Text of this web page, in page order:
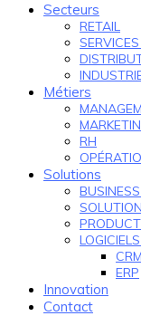
Secteurs
RETAIL
Métiers
RH
Solutions
CRM
ERP
Innovation
Contact